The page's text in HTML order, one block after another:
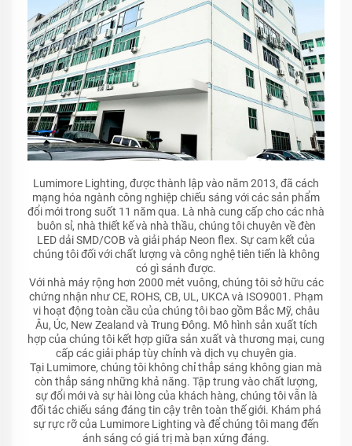
Lumimore Lighting, được thành lập vào năm 2013, đã cách
mạng hóa ngành công nghiệp chiếu sáng với các sản phẩm
đổi mới trong suốt 11 năm qua. Là nhà cung cấp cho các nhà
buôn sỉ, nhà thiết kế và nhà thầu, chúng tôi chuyên về đèn
LED dải SMD/COB và giải pháp Neon flex. Sự cam kết của
chúng tôi đối với chất lượng và công nghệ tiên tiến là không
có gì sánh được.
Với nhà máy rộng hơn 2000 mét vuông, chúng tôi sở hữu các
chứng nhận như CE, ROHS, CB, UL, UKCA và ISO9001. Phạm
vi hoạt động toàn cầu của chúng tôi bao gồm Bắc Mỹ, châu
Âu, Úc, New Zealand và Trung Đông. Mô hình sản xuất tích
hợp của chúng tôi kết hợp giữa sản xuất và thương mại, cung
cấp các giải pháp tùy chỉnh và dịch vụ chuyên gia.
Tại Lumimore, chúng tôi không chỉ thắp sáng không gian mà
còn thắp sáng những khả năng. Tập trung vào chất lượng,
sự đổi mới và sự hài lòng của khách hàng, chúng tôi vẫn là
đối tác chiếu sáng đáng tin cậy trên toàn thế giới. Khám phá
sự rực rỡ của Lumimore Lighting và để chúng tôi mang đến
ánh sáng có giá trị mà bạn xứng đáng.